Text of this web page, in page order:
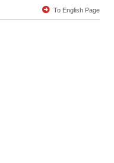
To English Page